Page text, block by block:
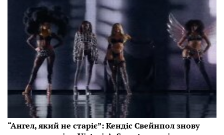
“Ангел, який не старіє”: Кендіс Свейнпол знову